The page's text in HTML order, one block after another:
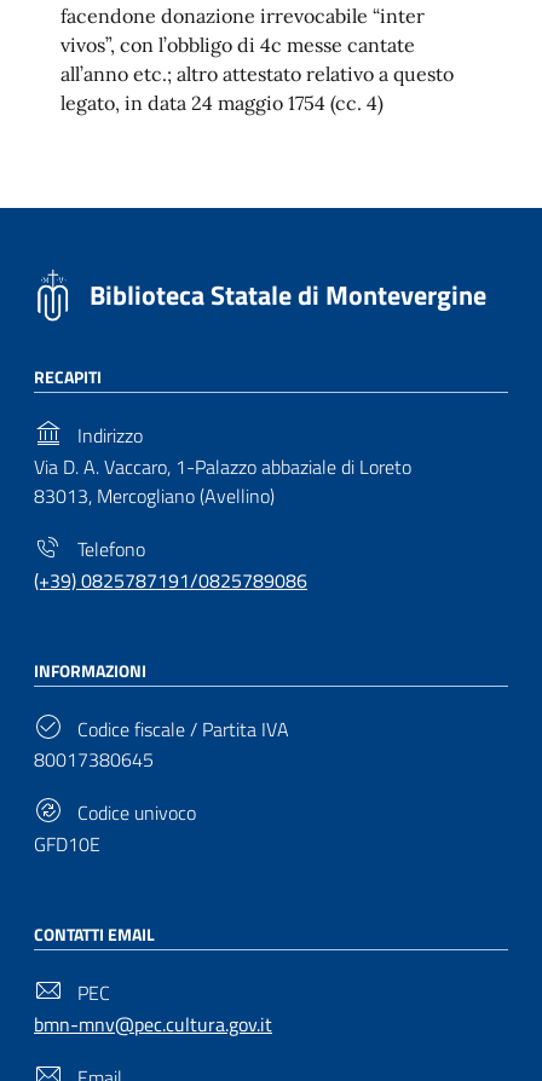
facendone donazione irrevocabile “inter
vivos”, con l’obbligo di 4c messe cantate
all’anno etc.; altro attestato relativo a questo
legato, in data 24 maggio 1754 (cc. 4)
Biblioteca Statale di Montevergine
RECAPITI
Indirizzo
Via D. A. Vaccaro, 1-Palazzo abbaziale di Loreto
83013, Mercogliano (Avellino)
Telefono
(+39) 0825787191/0825789086
INFORMAZIONI
Codice fiscale / Partita IVA
80017380645
Codice univoco
GFD10E
CONTATTI EMAIL
PEC
bmn-mnv@pec.cultura.gov.it